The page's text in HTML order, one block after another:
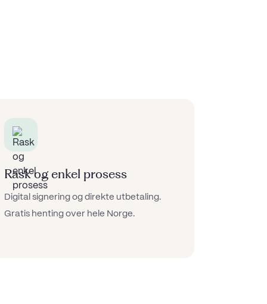
Rask og enkel prosess
Digital signering og direkte utbetaling.
Gratis henting over hele Norge.